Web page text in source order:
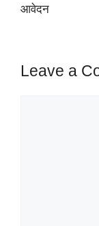
आवेदन
Leave a